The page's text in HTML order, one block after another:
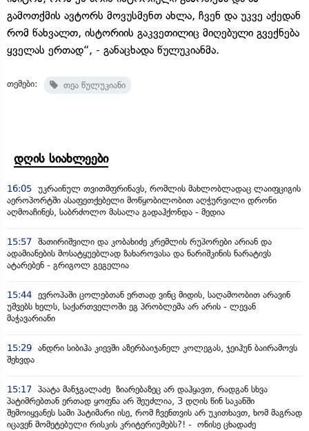
გამოთქმის ავტორს მოვუსმენთ ახლა, ჩვენ და უკვე აქედან
რომ წახვალთ, ისტორიის გაკვეთილიც მიღებული გვექნება
ყველას ერთად“, - განაცხადა წულუკიანმა.
თემები: თეა წულუკიანი
დღის სიახლეები
16:05 უკრაინულ თვითმფრინავს, რომლის მახლობლადაც ლაიფციგის
აეროპორტში ასაფეთქებელი მოწყობილობით აღჭურვილი დრონი
აღმოაჩინეს, საბრძოლო მასალა გადაჰქონდა - მედია
15:57 შათირიშვილი და კობახიძე კრემლის რუპორები არიან და
ადამიანების მოსატყუებლად ზახაროვასა და ნარიშკინის ნარატივს
ატარებენ - გრიგოლ გეგელია
15:44 ევროპაში ცოლებთან ერთად ვინც მიდის, საღამოობით არავინ
უშვებს ხელს, საქართველოში ეგ პრობლემა არ არის - ლევან
მაჭავარიანი
15:29 ანდრი სიბიჰა კიევში აზერბაიჯანელ კოლეგას, ჯეიჰუნ ბაირამოვს
შეხვდა
15:17 პაატა მანჯგალაძე ზიარებაზეც არ დაჰყავთ, რადგან სხვა
პატიმრებთან ერთად ყოფნა არ შეუძლია, 3 დღის წინ საკანში
შემოიყვანეს სამი პატიმარი ისე, რომ ჩვენთვის არ უკითხავთ, ხომ მაგრად
იცავენ მომეტებული რისკის კრიტერიუმებს?! - ონისე ცხადაძე